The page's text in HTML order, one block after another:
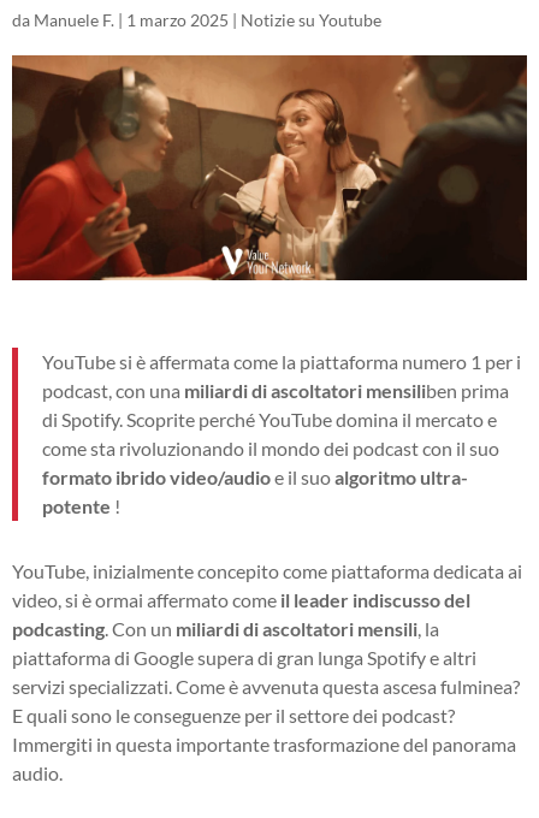
da Manuele F. | 1 marzo 2025 | Notizie su Youtube
YouTube si è affermata come la piattaforma numero 1 per i
podcast, con una miliardi di ascoltatori mensiliben prima
di Spotify. Scoprite perché YouTube domina il mercato e
come sta rivoluzionando il mondo dei podcast con il suo
formato ibrido video/audioe il suoalgoritmo ultra-
potente !
YouTube, inizialmente concepito come piattaforma dedicata ai
video, si è ormai affermato come il leader indiscusso del
podcasting . Con un miliardi di ascoltatori mensili , la
piattaforma di Google supera di gran lunga Spotify e altri
servizi specializzati. Come è avvenuta questa ascesa fulminea?
E quali sono le conseguenze per il settore dei podcast?
Immergiti in questa importante trasformazione del panorama
audio.